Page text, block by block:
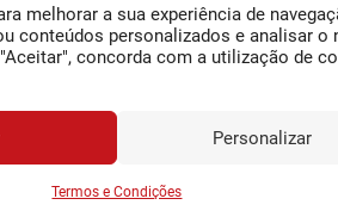
melhorar a sua experiência de
conteúdos personalizados e analisar o
concorda com a utilização de
Personalizar
Termos e Condições
Assine o
Facebook
Instagram
YouTube
© 2026 Jornal da Bairrada